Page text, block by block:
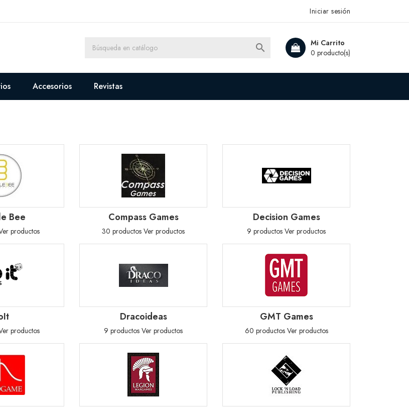
Iniciar sesión
Mi Carrito
0 producto(s)

Accesorios Revistas
Bee
productos
Compass Games
30 productos Ver productos
Decision Games
9 productos Ver productos
productos
Dracoideas
9 productos Ver productos
GMT Games
60 productos Ver productos